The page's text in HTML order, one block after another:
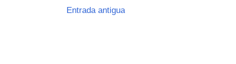
Entrada antigua